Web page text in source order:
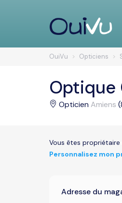
OuiVu Opticiens
Optique
Opticien Amiens
Vous êtes propriétaire
Personnalisez mon
Adresse du